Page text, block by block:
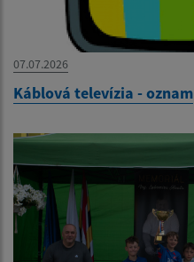
07.07.2026
Káblová televízia - oznam